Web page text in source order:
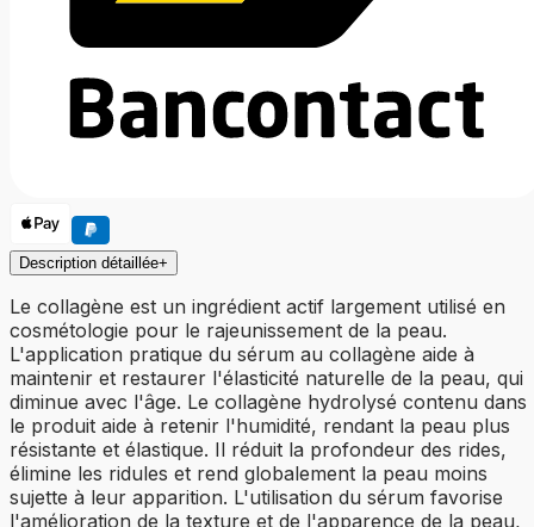
Description détaillée+
Le collagène est un ingrédient actif largement utilisé en
cosmétologie pour le rajeunissement de la peau.
L'application pratique du sérum au collagène aide à
maintenir et restaurer l'élasticité naturelle de la peau, qui
diminue avec l'âge. Le collagène hydrolysé contenu dans
le produit aide à retenir l'humidité, rendant la peau plus
résistante et élastique. Il réduit la profondeur des rides,
élimine les ridules et rend globalement la peau moins
sujette à leur apparition. L'utilisation du sérum favorise
l'amélioration de la texture et de l'apparence de la peau,